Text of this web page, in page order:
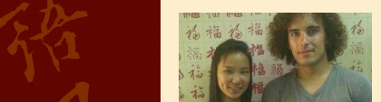
語風漢語学員ーzack学員ーzack